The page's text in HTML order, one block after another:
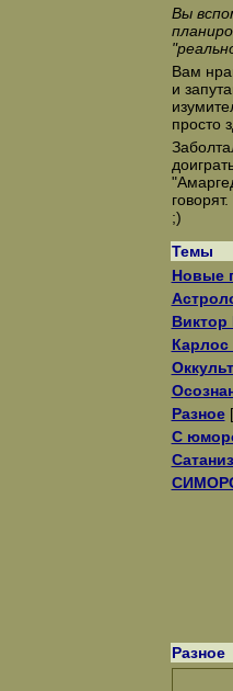
Вы
Вам
и
просто
;)
Темы
Новые
Виктор
Карлос
Разное[
С
Разное